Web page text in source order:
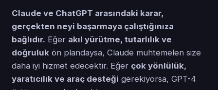
Claude ve ChatGPT arasındaki karar,
gerçekten neyi başarmaya çalıştığınıza
bağlıdır. Eğer akıl yürütme, tutarlılık ve
doğruluk ön plandaysa, Claude muhtemelen size
daha iyi hizmet edecektir. Eğer çok yönlülük,
yaratıcılık ve araç desteği gerekiyorsa, GPT-4